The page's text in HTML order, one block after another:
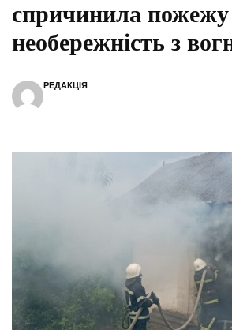
спричинила пожежу
необережність з
РЕДАКЦІЯ